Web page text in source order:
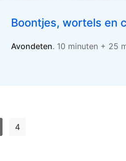
Boontjes, wortels en
Avondeten. 10 minuten + 25
4